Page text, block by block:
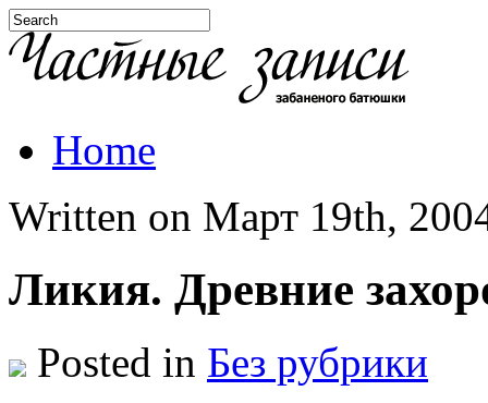
Home
Written on Март 19th,
Ликия. Древние
Posted in Без рубрики